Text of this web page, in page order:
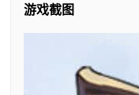
游戏截图